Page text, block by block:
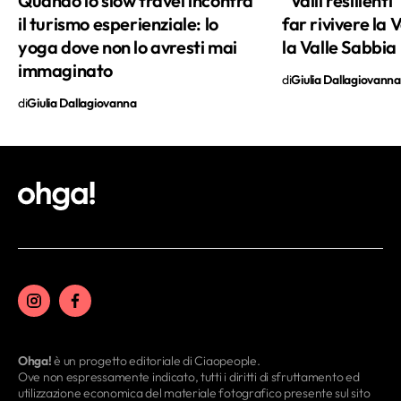
il turismo esperienziale: lo
yoga dove non lo avresti mai
immaginato
diGiulia Dallagiovanna
far rivivere la
la Valle Sabbia
diGiulia Dallagiovanna
Ohga!è un progetto editoriale di Ciaopeople.
Ove non espressamente indicato, tutti i diritti di sfruttamento ed
utilizzazione economica del materiale fotografico presente sul sito